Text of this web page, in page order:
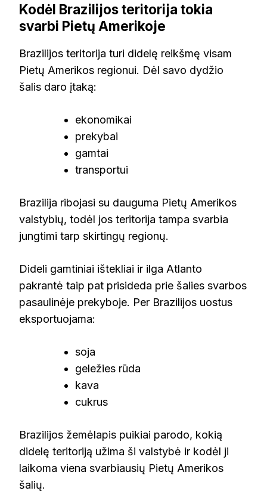
Kodėl Brazilijos teritorija tokia
svarbi Pietų Amerikoje
Brazilijos teritorija turi didelę reikšmę visam
Pietų Amerikos regionui. Dėl savo dydžio
šalis daro įtaką:
ekonomikai
prekybai
gamtai
transportui
Brazilija ribojasi su dauguma Pietų Amerikos
valstybių, todėl jos teritorija tampa svarbia
jungtimi tarp skirtingų regionų.
Dideli gamtiniai ištekliai ir ilga Atlanto
pakrantė taip pat prisideda prie šalies svarbos
pasaulinėje prekyboje. Per Brazilijos uostus
eksportuojama:
soja
geležies rūda
kava
cukrus
Brazilijos žemėlapis puikiai parodo, kokią
didelę teritoriją užima ši valstybė ir kodėl ji
laikoma viena svarbiausių Pietų Amerikos
šalių.